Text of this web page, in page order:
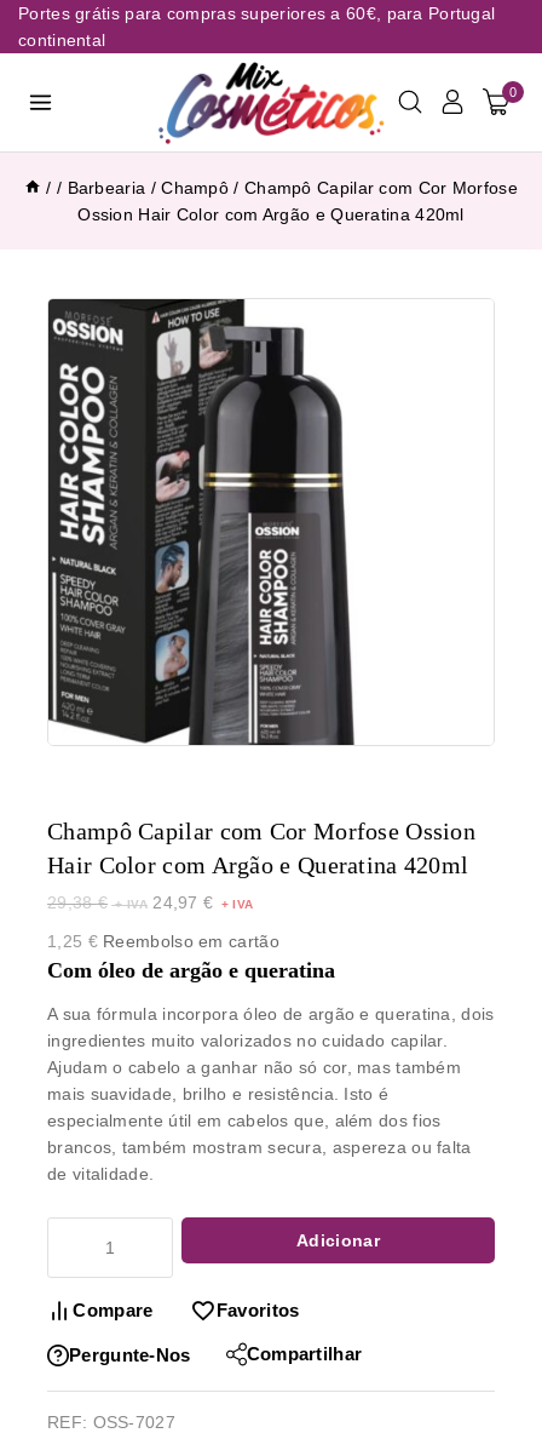
Portes grátis para compras superiores a 60€, para Portugal
continental
0
/ / Barbearia / Champô / Champô Capilar com Cor Morfose
Ossion Hair Color com Argão e Queratina 420ml
Champô Capilar com Cor Morfose Ossion
Hair Color com Argão e Queratina 420ml
29,38€ 24,97€
1,25 €Reembolso em cartão
Com óleo de argão e queratina
A sua fórmula incorpora óleo de argão e queratina, dois
ingredientes muito valorizados no cuidado capilar.
Ajudam o cabelo a ganhar não só cor, mas também
mais suavidade, brilho e resistência. Isto é
especialmente útil em cabelos que, além dos fios
brancos, também mostram secura, aspereza ou falta
de vitalidade.
Adicionar
Compare Favoritos
Pergunte-Nos Compartilhar
REF: OSS-7027